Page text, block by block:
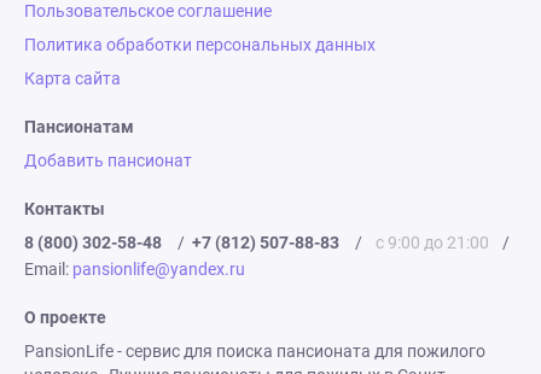
Пользовательское соглашение
Политика обработки персональных данных
Карта сайта
Пансионатам
Добавить пансионат
Контакты
8 (800) 302-58-48
/ +7 (812) 507-88-83 / с 9:00 до 21:00
/
Email: pansionlife@yandex.ru
О проекте
PansionLife - сервис для поиска пансионата для пожилого